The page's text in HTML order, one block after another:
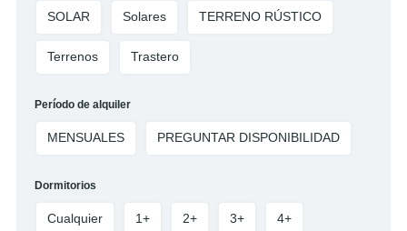
SOLAR Solares TERRENO RÚSTICO
Terrenos Trastero
Período de alquiler
MENSUALES PREGUNTAR DISPONIBILIDAD
Dormitorios
Cualquier 1+ 2+ 3+ 4+